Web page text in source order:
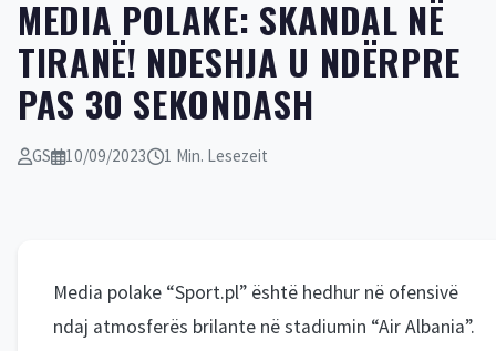
MEDIA POLAKE: SKANDAL NË
TIRANË! NDESHJA U NDËRPRE
PAS 30 SEKONDASH
GS 10/09/2023 1 Min. Lesezeit
Media polake “Sport.pl” është hedhur në ofensivë
ndaj atmosferës brilante në stadiumin “Air Albania”.